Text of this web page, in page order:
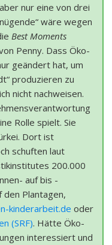
nur eine von drei
wäre wegen
Best Moments
Penny. Dass Öko-
geändert hat, um
produzieren zu
nicht nachweisen.
Rolle spielt. Sie
Dort ist
schuften laut
200.000
auf bis -
Plantagen,
kinderarbeit.de oder
(SRF). Hätte Öko-
interessiert und